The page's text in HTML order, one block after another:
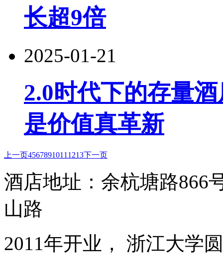
长超9倍
2025-01-21
2.0时代下的存量
是价值真革新
上一页4567891011 1213下一页
酒店地址：余杭塘路866
山路
2011年开业， 浙江大学